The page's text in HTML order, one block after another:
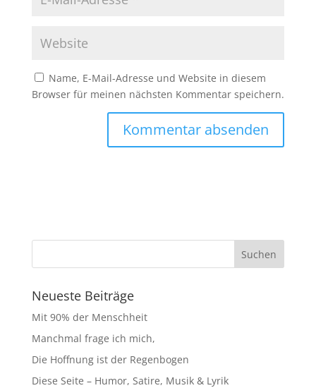
Name, E-Mail-Adresse und Website in diesem
Browser für meinen nächsten Kommentar speichern.
Neueste Beiträge
Mit 90% der Menschheit
Manchmal frage ich mich,
Die Hoffnung ist der Regenbogen
Diese Seite – Humor, Satire, Musik & Lyrik